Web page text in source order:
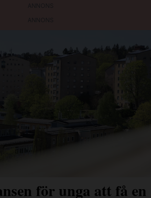
för unga att få en